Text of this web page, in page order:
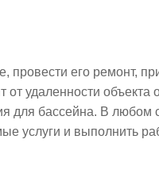
его ремонт,
от удаленности
для бассейна. В любом
услуги и выполнить